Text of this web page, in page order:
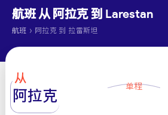
航班 从 阿拉克 到 Larestan
航班 › 阿拉克 到 拉雷斯坦
从
阿拉克 单程